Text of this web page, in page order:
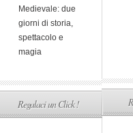
Medievale: due
giorni di storia,
spettacolo e
magia
Regalaci un Click !